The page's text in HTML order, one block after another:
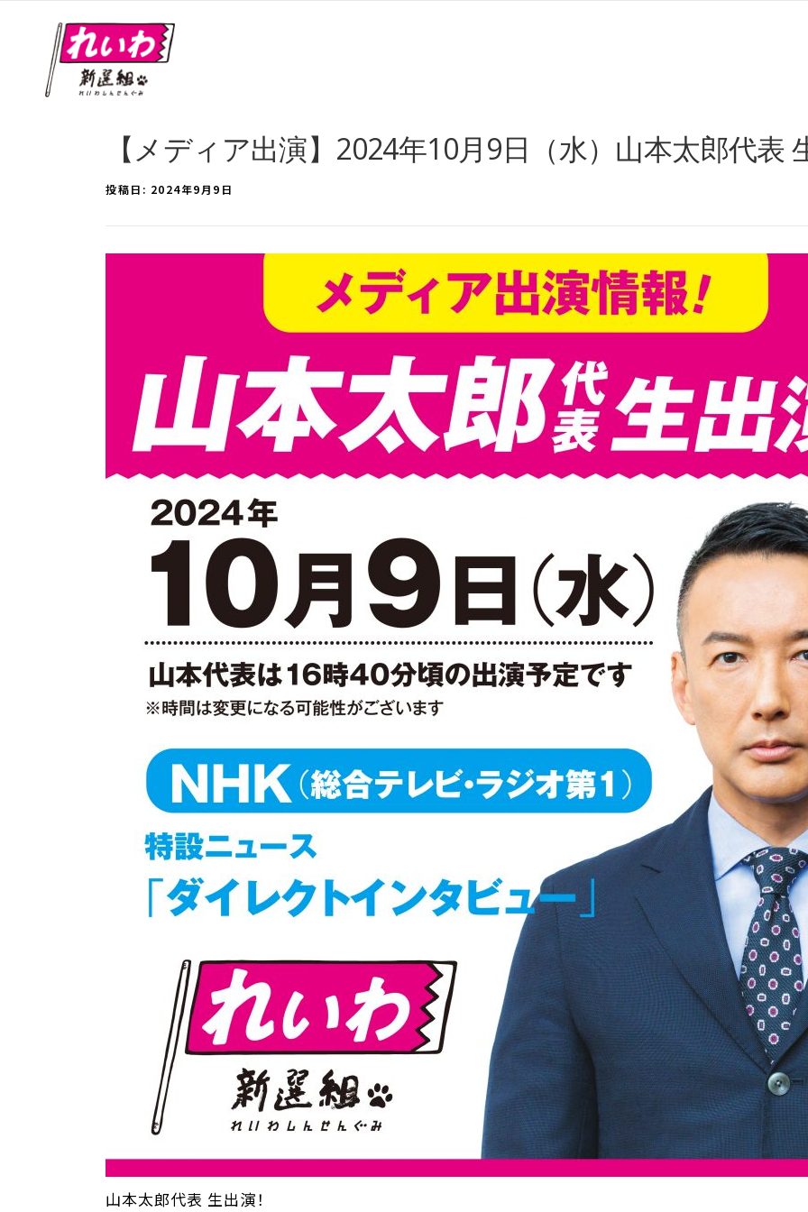
【メディア出演】2024年10月9日（水）山本太郎代表
投稿日: 2024年9月9日
山本太郎代表 生出演！